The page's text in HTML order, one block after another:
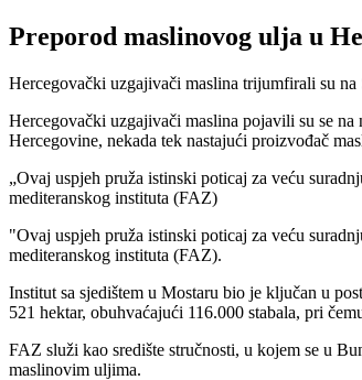
Preporod maslinovog ulja u
Hercegovački uzgajivači maslina trijumfirali su
Hercegovački uzgajivači maslina pojavili su se
Hercegovine, nekada tek nastajući proizvođač
Ovaj uspjeh pruža istinski poticaj za veću
mediteranskog instituta (FAZ)
"Ovaj uspjeh pruža istinski poticaj za veću
mediteranskog instituta (FAZ).
Institut sa sjedištem u Mostaru bio je ključan u
521 hektar, obuhvaćajući 116.000 stabala, pri
FAZ služi kao središte stručnosti, u kojem se u
maslinovim uljima.